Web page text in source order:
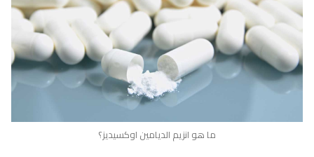
ما هو انزيم الديامين اوكسيديز؟